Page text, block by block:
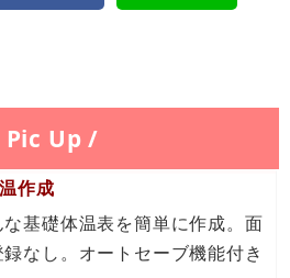
Up /
作成
基礎体温表を簡単に作成。面
なし。オートセーブ機能付き